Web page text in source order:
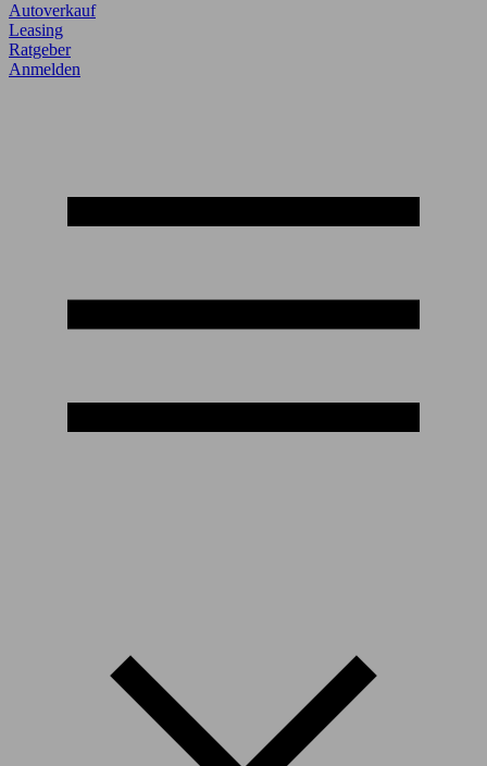
Autoverkauf
Leasing
Ratgeber
Anmelden